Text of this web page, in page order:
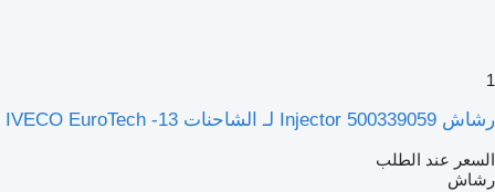
1
رشاش Injector 500339059 لـ الشاحنات IVECO EuroTech -13
السعر عند الطلب
رشاش